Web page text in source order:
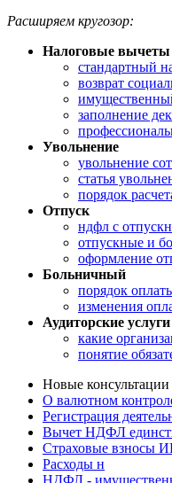
Расширяем кругозор:
Налоговые вычеты
стандартный
возврат
заполнение
Увольнение
увольнение
статья
порядок
Отпуск
ндфл с
отпускные и
оформление
Больничный
порядок
изменения
Аудиторские услуги
какие
понятие
Новые консультации
О валютном
Регистрация
Вычет НДФЛ
Страховые взносы
Расходы н